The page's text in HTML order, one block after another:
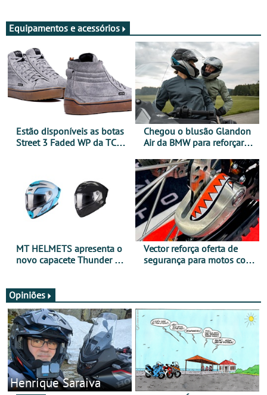
Equipamentos e acessórios
Estão disponíveis as botas
Street 3 Faded WP da TCX
Chegou o blusão Glandon
Air da BMW para reforçar
verão
MT HELMETS apresenta o
novo capacete Thunder 4 R
Vector reforça oferta de
segurança para motos com
Opiniões
Henrique Saraiva